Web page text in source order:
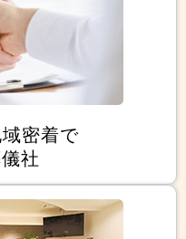
密着で
社